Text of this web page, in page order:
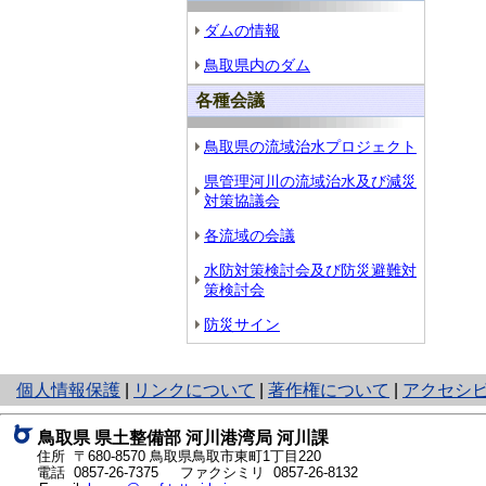
ダムの情報
鳥取県内のダム
各種会議
鳥取県の流域治水プロジェクト
県管理河川の流域治水及び減災
対策協議会
各流域の会議
水防対策検討会及び防災避難対
策検討会
防災サイン
個人情報保護
と
り
ネ
ッ
ト
リンクについて 著作権について アクセシ
鳥取県 県土整備部 河川港湾局 河川課
住所 〒680-8570 鳥取県鳥取市東町1丁目220
電話 0857-26-7375
ファクシミリ 0857-26-8132